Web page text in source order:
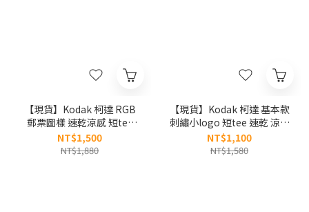
【現貨】Kodak 柯達 RGB
郵票圖樣 速乾涼感 短tee
K6223LRS30
NT$1,500
NT$1,880
【現貨】Kodak 柯達 基本款
刺繡小logo 短tee 速乾 涼感
askin K6223LRS34
NT$1,100
NT$1,580